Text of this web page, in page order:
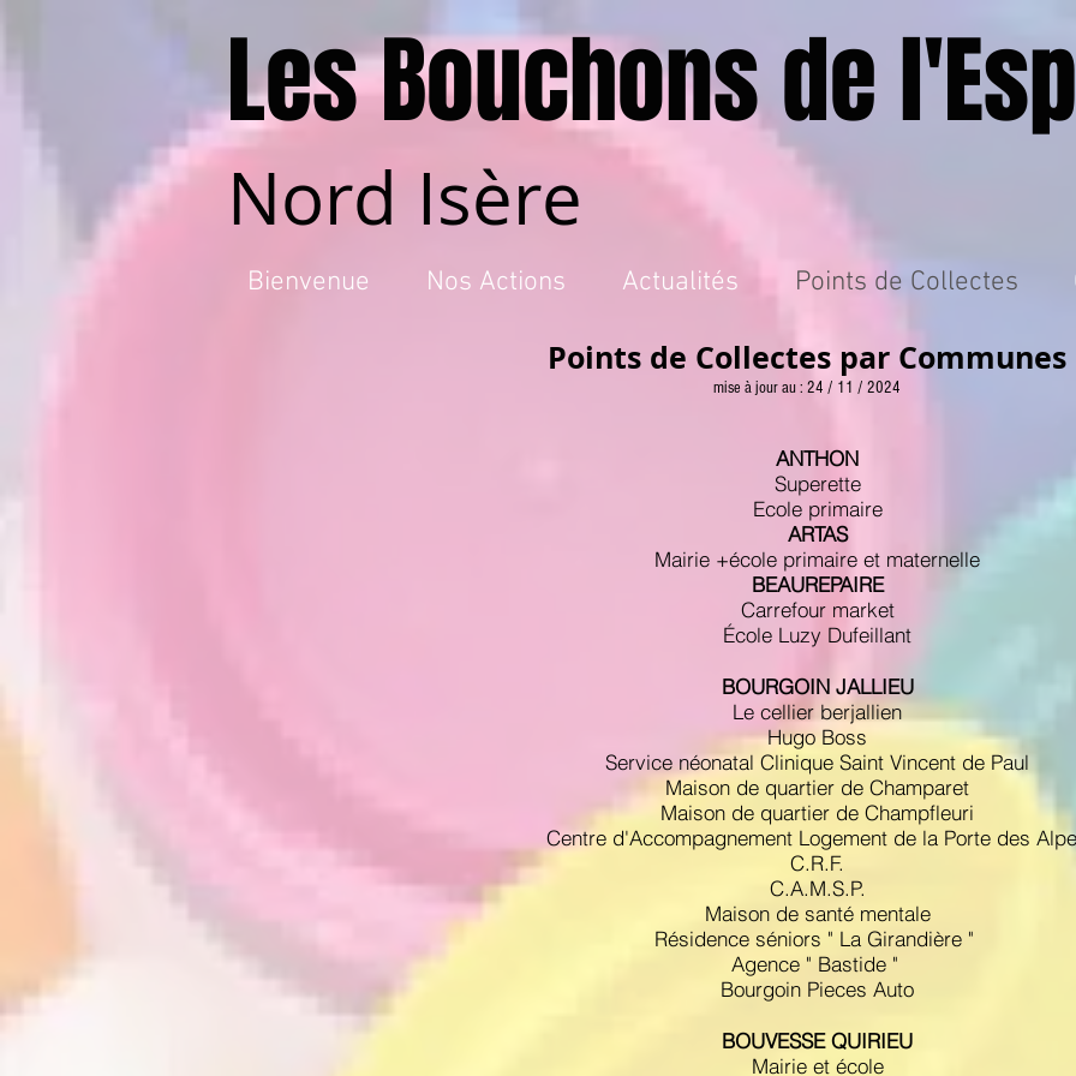
Les Bouchons de
Nord Isère
Bienvenue Nos Actions Actualités Points de Collectes
Points de Collectes par Communes
mise à jour au : 24 / 11 / 2024
ANTHON
Superette
Ecole primaire
ARTAS
Mairie +école primaire et maternelle
BEAUREPAIRE
Carrefour market
École Luzy Dufeillant
BOURGOIN JALLIEU
Le cellier berjallien
Hugo Boss
Service néonatal Clinique Saint Vincent de Paul
Maison de quartier de Champaret
Maison de quartier de Champfleuri
Centre d'Accompagnement Logement de la Porte des
C.R.F.
C.A.M.S.P.
Maison de santé mentale
Résidence séniors " La Girandière "
Agence " Bastide "
Bourgoin Pieces Auto
BOUVESSE QUIRIEU
Mairie et école